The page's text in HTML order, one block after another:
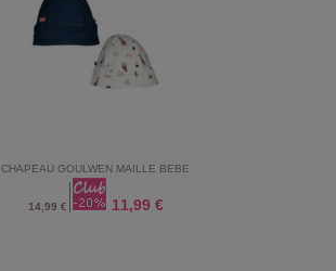
CHAPEAU GOULWEN MAILLE BEBE
14,99 € 11,99 €